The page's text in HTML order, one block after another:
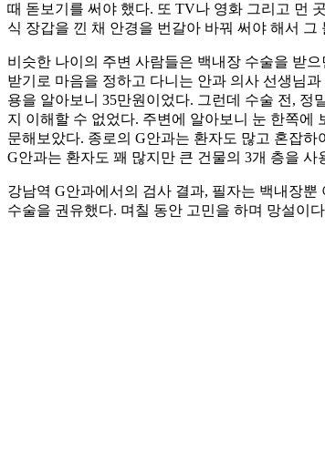
때 돋보기를 써야 했다. 또 TV나 영화 그리고 먼
식 장갑을 낀 채 안경을 번갈아 바꿔 써야 해서 그
비슷한 나이의 주변 사람들은 백내장 수술을 받
받기로 마음을 정하고 다니는 안과 의사 선생님
용을 알아보니 35만원이었다. 그런데 수술 전,
지 이해할 수 없었다. 주변에 알아보니 눈 한쪽에
문해보았다. 종로의 G안과는 환자도 많고 혼잡
G안과는 환자도 꽤 많지만 큰 건물의 3개 층을
강남역 G안과에서의 검사 결과, 필자는 백내장
수술을 권유했다. 며칠 동안 고민을 하며 망설이